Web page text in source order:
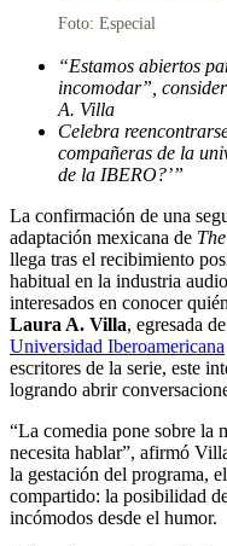
Foto: Especial
“Estamos abiertos
incomodar”,
A. Villa
Celebra
compañeras de la
de la IBERO?’”
La confirmación de una
adaptación mexicana de
llega tras el recibimiento
habitual en la industria
interesados en conocer
Laura A. Villa, egresada
Universidad Iberoamericana
escritores de la serie, este
logrando abrir
“La comedia pone sobre la
necesita hablar”, afirmó
la gestación del programa,
compartido: la posibilidad
incómodos desde el humor.